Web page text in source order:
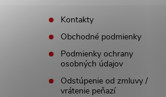
Kontakty
Obchodné podmienky
Podmienky ochrany
osobných údajov
Odstúpenie od zmluvy /
vrátenie peňazí